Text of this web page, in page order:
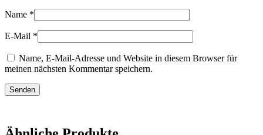
Name *
E-Mail *
Name, E-Mail-Adresse und Website in diesem Browser für
meinen nächsten Kommentar speichern.